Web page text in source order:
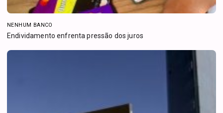
NENHUM BANCO
Endividamento enfrenta pressão dos juros